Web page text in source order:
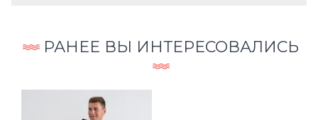
РАНЕЕ ВЫ ИНТЕРЕСОВАЛИСЬ